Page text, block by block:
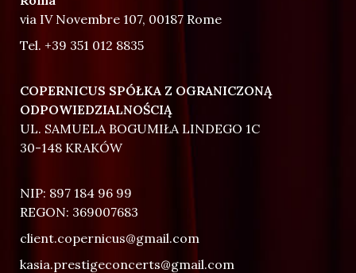
via IV Novembre 107, 00187 Rome
Tel. +39 351 012 8835
COPERNICUS SPÓŁKA Z OGRANICZONĄ
ODPOWIEDZIALNOŚCIĄ
UL. SAMUELA BOGUMIŁA LINDEGO 1C
30-148 KRAKÓW
NIP: 897 184 96 99
REGON: 369007683
client.copernicus@gmail.com
kasia.prestigeconcerts@gmail.com